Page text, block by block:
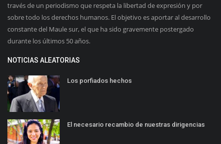
través de un periodismo que respeta la libertad de expresión y por
sobre todo los derechos humanos. El objetivo es aportar al desarrollo
constante del Maule sur, el que ha sido gravemente postergado
durante los últimos 50 años.
NOTICIAS ALEATORIAS
Los porfiados hechos
El necesario recambio de nuestras dirigencias